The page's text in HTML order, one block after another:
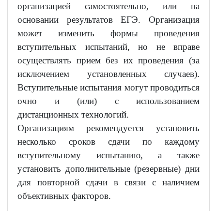
организацией самостоятельно, или на
основании результатов ЕГЭ. Организация
может изменить формы проведения
вступительных испытаний, но не вправе
осуществлять прием без их проведения (за
исключением установленных случаев).
Вступительные испытания могут проводиться
очно и (или) с использованием
дистанционных технологий.
Организациям рекомендуется установить
несколько сроков сдачи по каждому
вступительному испытанию, а также
установить дополнительные (резервные) дни
для повторной сдачи в связи с наличием
объективных факторов.